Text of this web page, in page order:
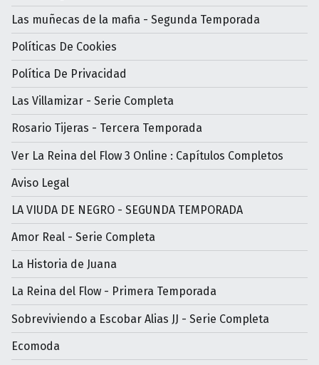
Las muñecas de la mafia - Segunda Temporada
Políticas De Cookies
Política De Privacidad
Las Villamizar - Serie Completa
Rosario Tijeras - Tercera Temporada
Ver La Reina del Flow 3 Online : Capítulos Completos
Aviso Legal
LA VIUDA DE NEGRO - SEGUNDA TEMPORADA
Amor Real - Serie Completa
La Historia de Juana
La Reina del Flow - Primera Temporada
Sobreviviendo a Escobar Alias JJ - Serie Completa
Ecomoda